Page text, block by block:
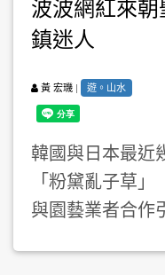
波波網紅來
鎮迷人
黃 宏璣 | 遊。山水
韓國與日本最近
「粉黛亂子草
與園藝業者合作